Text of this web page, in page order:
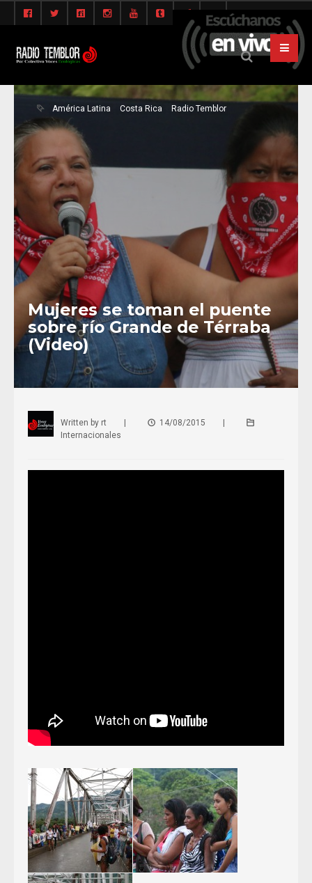
América Latina Costa Rica Radio Temblor
Mujeres se toman el puente
sobre río Grande de Térraba
(Video)
Written by rt 14/08/2015
Internacionales